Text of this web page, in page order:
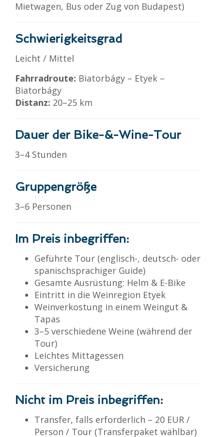
Mietwagen, Bus oder Zug von Budapest)
Schwierigkeitsgrad
Leicht / Mittel
Fahrradroute: Biatorbágy – Etyek –
Biatorbágy
Distanz: 20–25 km
Dauer der Bike-&-Wine-Tour
3–4 Stunden
Gruppengröße
3–6 Personen
Im Preis inbegriffen:
Geführte Tour (englisch-, deutsch- oder
spanischsprachiger Guide)
Gesamte Ausrüstung: Helm & E-Bike
Eintritt in die Weinregion Etyek
Weinverkostung in einem Weingut &
Tapas
3–5 verschiedene Weine (während der
Tour)
Leichtes Mittagessen
Versicherung
Nicht im Preis inbegriffen:
Transfer, falls erforderlich – 20 EUR /
Person / Tour (Transferpaket wählbar)